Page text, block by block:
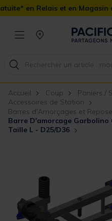
en Magasin ainsi que la
Accueil Coup
Paniers /
Accessoires de Station
Barres d'Amorçages et
Barre D'amorcage Garbolino
Taille L - D25/D36